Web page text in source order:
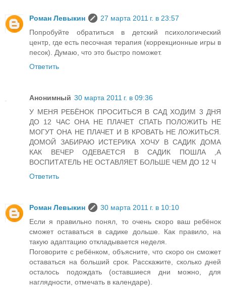
Роман Левыкин
27 марта 2011 г. в 23:57
Попробуйте обратиться в детский психологический
центр, где есть песочная терапия (коррекционные игры в
песок). Думаю, что это быстро поможет.
Ответить
Анонимный 30 марта 2011 г. в 09:36
У МЕНЯ РЕБЁНОК ПРОСИТЬСЯ В САД ХОДИМ 3 ДНЯ
ДО 12 ЧАС ОНА НЕ ПЛАЧЕТ СПАТЬ ПОЛОЖИТЬ НЕ
МОГУТ ОНА НЕ ПЛАЧЕТ И В КРОВАТЬ НЕ ЛОЖИТЬСЯ.
ДОМОЙ ЗАБИРАЮ ИСТЕРИКА ХОЧУ В САДИК ДОМА
КАК ВЕЧЕР ОДЕВАЕТСЯ В САДИК ПОШЛА ,А
ВОСПИТАТЕЛЬ НЕ ОСТАВЛЯЕТ БОЛЬШЕ ЧЕМ ДО 12 Ч
Ответить
Роман Левыкин
30 марта 2011 г. в 10:10
Если я правильно понял, то очень скоро ваш ребёнок
сможет оставаться в садике дольше. Как правило, на
такую адаптацию откладывается неделя.
Поговорите с ребёнком, объясните, что скоро он сможет
оставаться на больший срок. Расскажите, сколько дней
осталось подождать (оставшиеся дни можно, для
наглядности, отмечать в календаре).